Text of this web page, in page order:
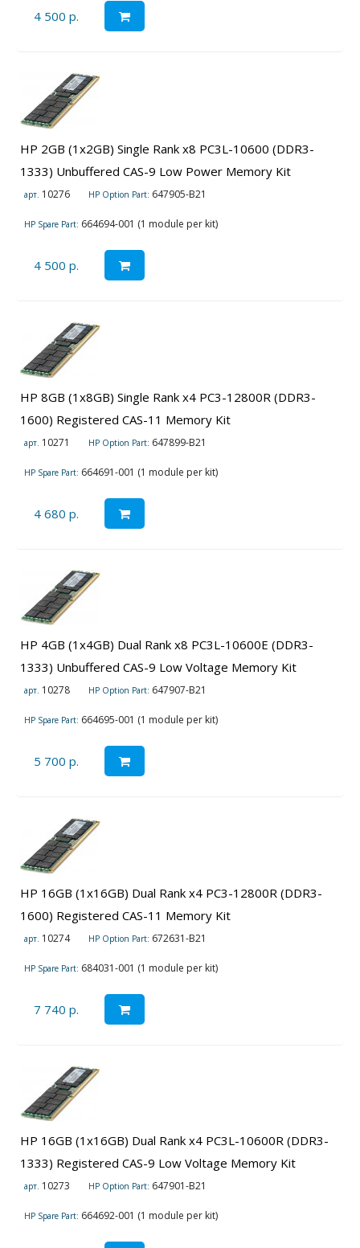
4 500 р.
HP 2GB (1x2GB) Single Rank x8 PC3L-10600 (DDR3-
1333) Unbuffered CAS-9 Low Power Memory Kit
арт. 10276 HP Option Part: 647905-B21
HP Spare Part: 664694-001 (1 module per kit)
4 500 р.
HP 8GB (1x8GB) Single Rank x4 PC3-12800R (DDR3-
1600) Registered CAS-11 Memory Kit
арт. 10271 HP Option Part: 647899-B21
HP Spare Part: 664691-001 (1 module per kit)
4 680 р.
HP 4GB (1x4GB) Dual Rank x8 PC3L-10600E (DDR3-
1333) Unbuffered CAS-9 Low Voltage Memory Kit
арт. 10278 HP Option Part: 647907-B21
HP Spare Part: 664695-001 (1 module per kit)
5 700 р.
HP 16GB (1x16GB) Dual Rank x4 PC3-12800R (DDR3-
1600) Registered CAS-11 Memory Kit
арт. 10274 HP Option Part: 672631-B21
HP Spare Part: 684031-001 (1 module per kit)
7 740 р.
HP 16GB (1x16GB) Dual Rank x4 PC3L-10600R (DDR3-
1333) Registered CAS-9 Low Voltage Memory Kit
арт. 10273 HP Option Part: 647901-B21
HP Spare Part: 664692-001 (1 module per kit)